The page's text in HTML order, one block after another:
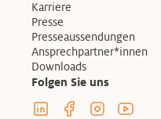
Karriere
Presse
Presseaussendungen
Ansprechpartner*innen
Downloads
Folgen Sie uns
Linkedin Profil der
Facebook Profil der
InstagramYoutube